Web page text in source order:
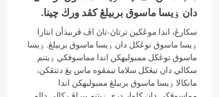
دان ۏيسا ماسوق بربيلڠ كڤد ورڬ چينا.
سكارڠ، اندا موڠكين ترتاڽ-تاڽ اڤ ڤربيذأن انتارا
ۏيسا ماسوق توڠڬل دان ۏيسا ماسوق بربيلڠ. ۏيسا
ماسوق توڠڬل ممبوليهكن اندا مماسوقكي ۏيتنم
سكالي دان تيڠڬل سلاما تيمڤوه ماس يڠ دتتڤكن،
مانكالا ۏيسا ماسوق بربيلڠ ممبوليهكن اندا